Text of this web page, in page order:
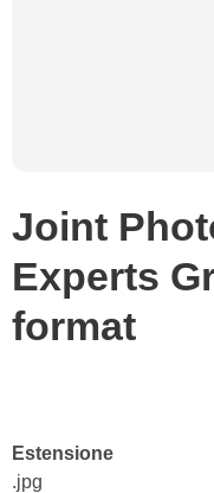
Joint
Experts
format
Estensione
.jpg